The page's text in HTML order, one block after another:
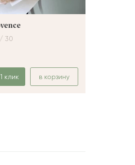
/ 30
клик в корзину